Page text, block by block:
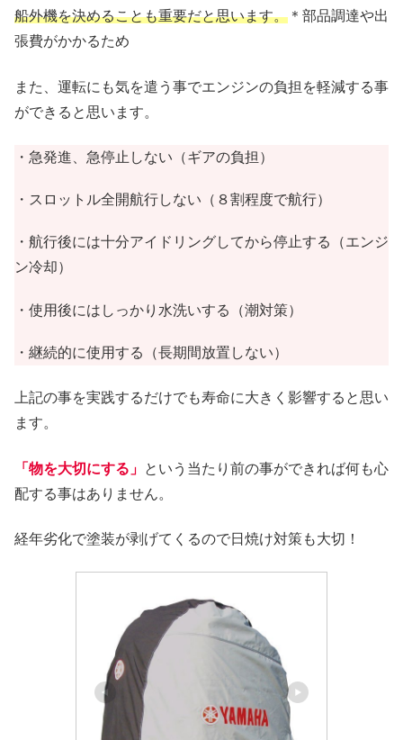
船外機を決めることも重要だと思います。 ＊部品調達や出
張費がかかるため
また、運転にも気を遣う事でエンジンの負担を軽減する事
ができると思います。
・急発進、急停止しない（ギアの負担）
・スロットル全開航行しない（８割程度で航行）
・航行後には十分アイドリングしてから停止する（エンジ
ン冷却）
・使用後にはしっかり水洗いする（潮対策）
・継続的に使用する（長期間放置しない）
上記の事を実践するだけでも寿命に大きく影響すると思い
ます。
「物を大切にする」 という当たり前の事ができれば何も心
配する事はありません。
経年劣化で塗装が剥げてくるので日焼け対策も大切！